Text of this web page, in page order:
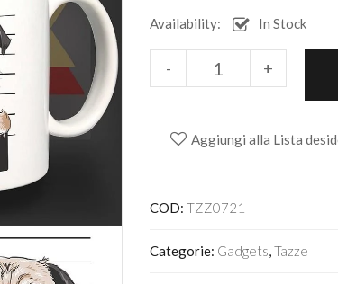
Availability: In Stock
+
-
Aggiungi alla Lista
Alternative:
COD: TZZ0721
Categorie: Gadgets,Tazze